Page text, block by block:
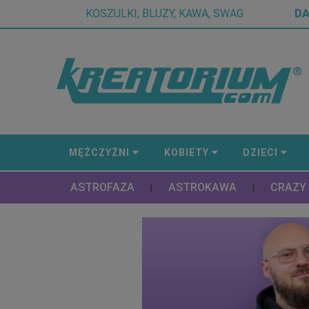
MĘŻCZYŹNI KOBIETY DZIECI
ASTROFAZA | ASTROKAWA |
KOSZULKI, BLUZY, KAWA, SWAG